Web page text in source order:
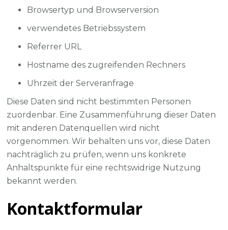
Browsertyp und Browserversion
verwendetes Betriebssystem
Referrer URL
Hostname des zugreifenden Rechners
Uhrzeit der Serveranfrage
Diese Daten sind nicht bestimmten Personen
zuordenbar. Eine Zusammenführung dieser Daten
mit anderen Datenquellen wird nicht
vorgenommen. Wir behalten uns vor, diese Daten
nachträglich zu prüfen, wenn uns konkrete
Anhaltspunkte für eine rechtswidrige Nutzung
bekannt werden.
Kontaktformular